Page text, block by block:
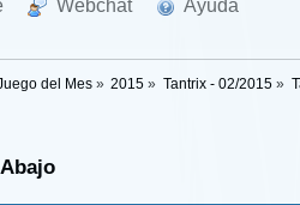
Webchat Ayuda
del Mes» 2015 » Tantrix - 02/2015 »
Abajo